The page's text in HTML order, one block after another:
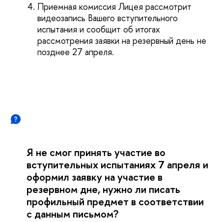
Приемная комиссия Лицея рассмотрит
видеозапись Вашего вступительного
испытания и сообщит об итогах
рассмотрения заявки на резервный день не
позднее 27 апреля.
Я не смог принять участие во
вступительных испытаниях 7 апреля и
оформил заявку на участие в
резервном дне, нужно ли писать
профильный предмет в соответствии
с данным письмом?